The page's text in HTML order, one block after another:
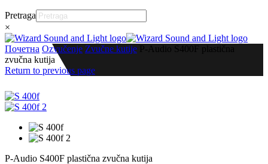
Pretraga
×
Почетна Ozvučenje Zvučne kutije P-Audio S400F plastična
zvučna kutija
Return to previous page
P-Audio S400F plastična zvučna kutija